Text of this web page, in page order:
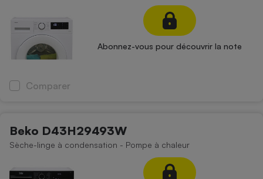
Abonnez-vous pour découvrir la note
Comparer
Beko D43H29493W
Sèche-linge à condensation - Pompe à chaleur